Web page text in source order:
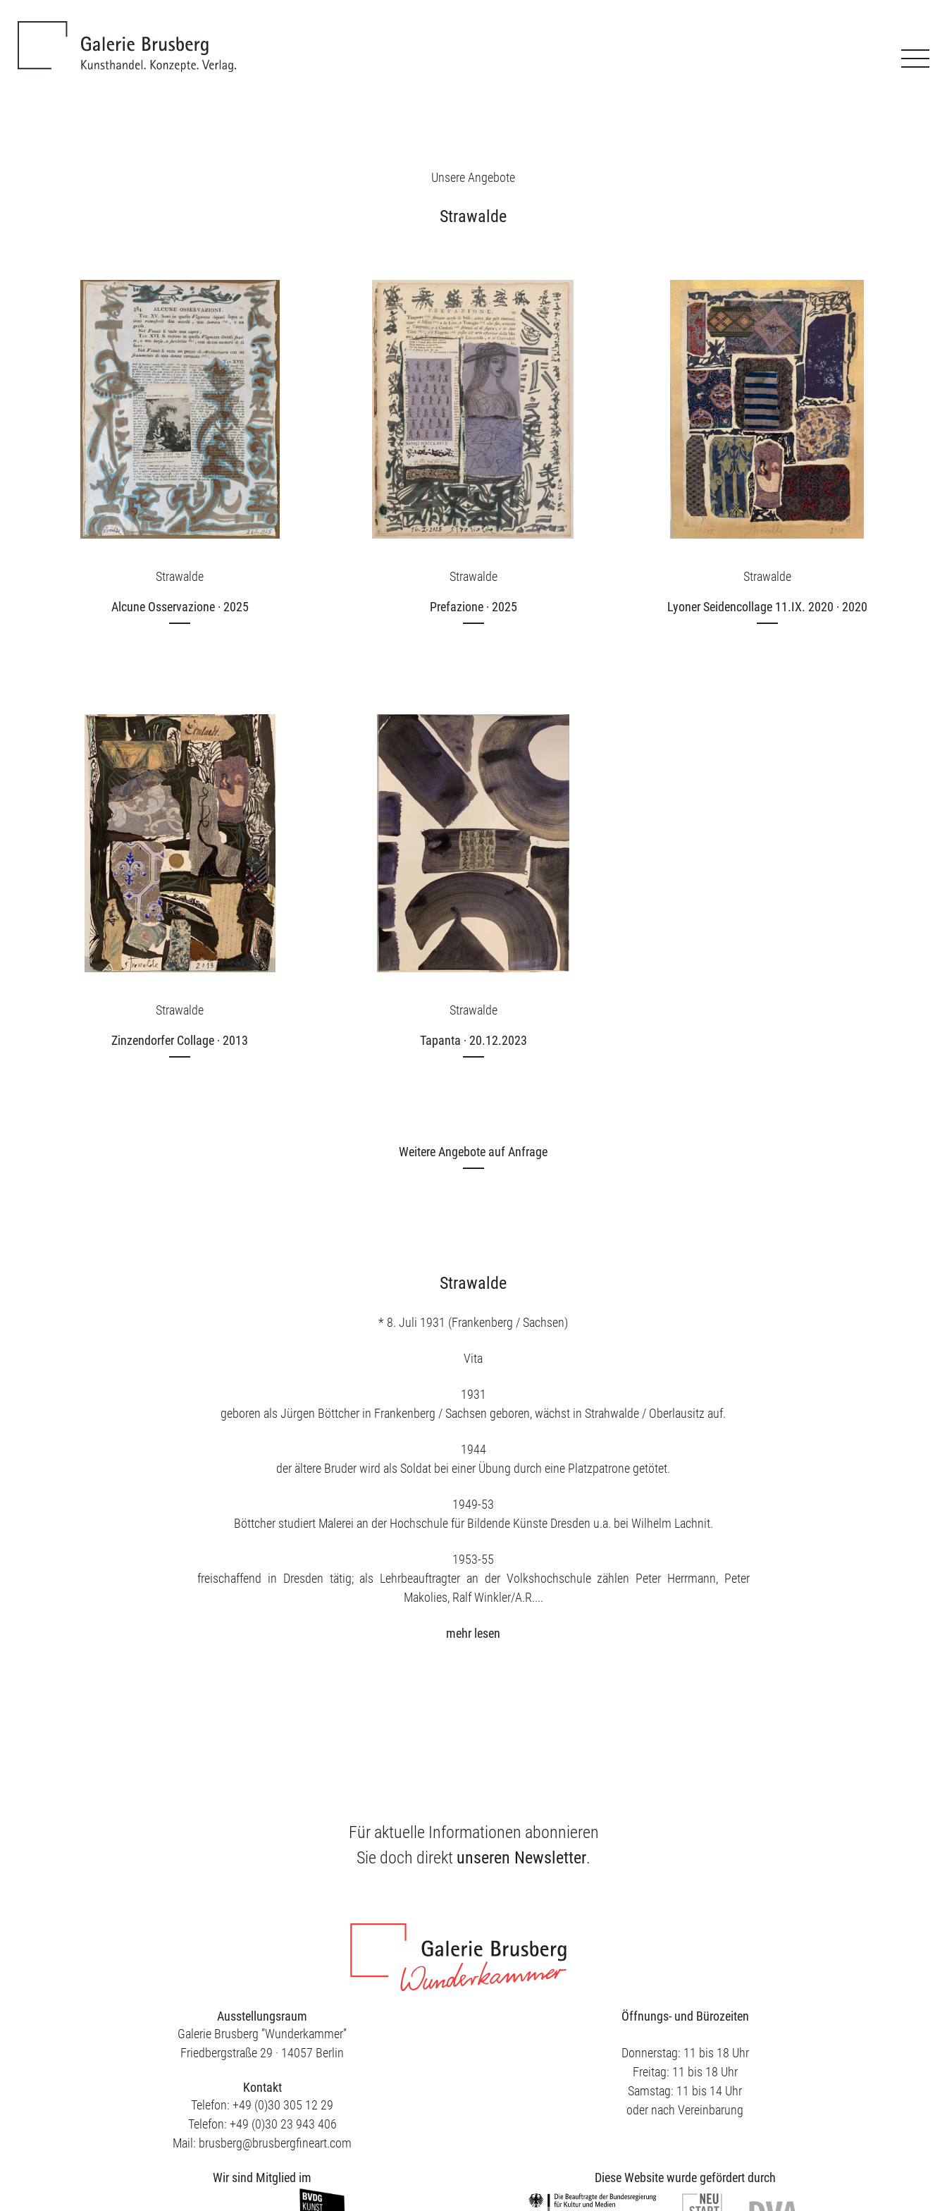
Ausstellungen
Aktuelles
Publikationen
Unsere Angebote
Strawalde
Strawalde
Alcune Osservazione · 2025
Strawalde
Prefazione · 2025
Strawalde
Lyoner Seidencollage 11.IX. 2020 · 2020
Strawalde
Zinzendorfer Collage · 2013
Strawalde
Tapanta · 20.12.2023
Weitere Angebote auf Anfrage
Strawalde
* 8. Juli 1931 (Frankenberg / Sachsen)
Vita
1931
geboren als Jürgen Böttcher in Frankenberg / Sachsen geboren, wächst in Strahwalde / Oberlausitz auf.
1944
der ältere Bruder wird als Soldat bei einer Übung durch eine Platzpatrone getötet.
1949-53
Böttcher studiert Malerei an der Hochschule für Bildende Künste Dresden u.a. bei Wilhelm Lachnit.
1953-55
freischaffend in Dresden tätig; als Lehrbeauftragter an der Volkshochschule zählen Peter Herrmann, Peter
Makolies, Ralf Winkler/A.R....
mehr lesen
Für aktuelle Informationen abonnieren
Sie doch direkt unseren Newsletter.
Ausstellungsraum
Galerie Brusberg ”Wunderkammer”
Friedbergstraße 29 · 14057 Berlin
Kontakt
Telefon: +49 (0)30 305 12 29
Telefon: +49 (0)30 23 943 406
Mail: brusberg@brusbergfineart.com
Öffnungs- und Bürozeiten
Donnerstag: 11 bis 18 Uhr
Freitag: 11 bis 18 Uhr
Samstag: 11 bis 14 Uhr
oder nach Vereinbarung
Wir sind Mitglied im Diese Website wurde gefördert durch